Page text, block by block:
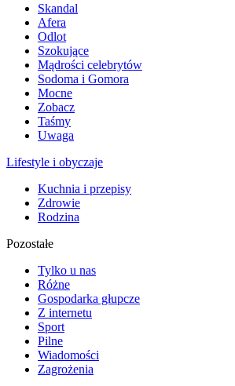
Skandal
Afera
Odlot
Szokujące
Mądrości celebrytów
Sodoma i Gomora
Mocne
Zobacz
Taśmy
Uwaga
Lifestyle i obyczaje
Kuchnia i przepisy
Zdrowie
Rodzina
Pozostałe
Tylko u nas
Różne
Gospodarka głupcze
Z internetu
Sport
Pilne
Wiadomości
Zagrożenia